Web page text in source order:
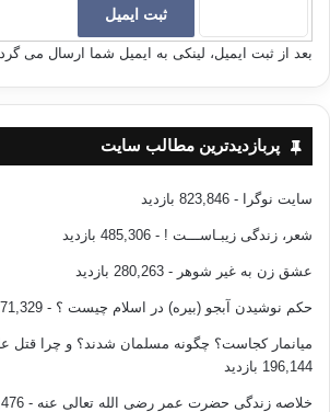
بعد از ثبت ایمیل، لینکی به ایمیل شما ارسال می گردد
پربازدیدترین مطالب سایت
سایت نوگرا - 823,846 بازدید
شعر، زندگی زیبـاســـت ! - 485,306 بازدید
عشق زن به غیر شوهر - 280,263 بازدید
حکم نوشیدن آبجو (بیره) در اسلام چیست ؟ - 271,329 بازدید
میانمار کجاست؟ چگونه مسلمان شدند؟ و چرا قتل
196,144 بازدید
خلاصه زندگی حضرت عمر رضی الله تعالی عنه - 185,476 بازدید